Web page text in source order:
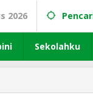
2026
Sekolahku